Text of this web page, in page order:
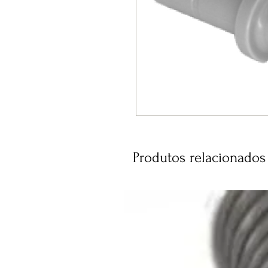
Produtos relacionados